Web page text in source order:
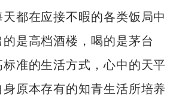
都在应接不暇的各类饭局中
是高档酒楼，喝的是茅台
准的生活方式，心中的天平
原本存有的知青生活所培养